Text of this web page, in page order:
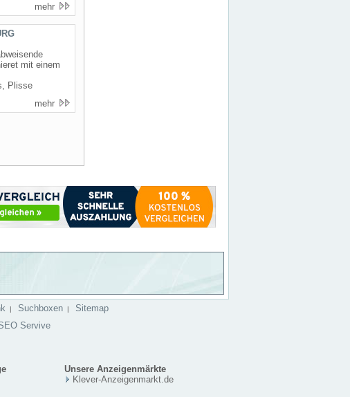
mehr
mit einem
Plisse
mehr
| Suchboxen| Sitemap
Servive
Unsere Anzeigenmärkte
Klever-Anzeigenmarkt.de